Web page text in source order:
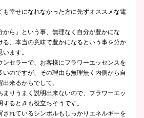
も幸せになれなかった方に先ずオススメな電
から』という事、無理なく自分が豊かにな
る、本当の意味で豊かになるという事を分か
ます。
ンセラーで、お客様にフラワーエッセンスを
いのですが、その理由も無理無く内側から自
来るからでして。
まりうまく説明出来ないので、フラワーエッ
るときも役立ちそうです。
されているシンボルもしっかりエネルギーを